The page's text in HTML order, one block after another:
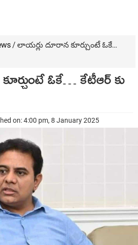
/ లాయర్లు దూరాన కూర్చుంటే ఓకే…
ఓకే… కేటీఆర్ కు
on: 4:00 pm, 8 January 2025